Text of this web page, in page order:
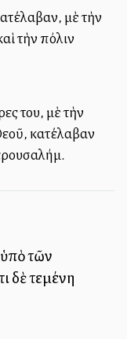
μὲ τὴν
τὴν πόλιν
του, μὲ τὴν
κατέλαβαν
τῶν
δὲ τεμένη